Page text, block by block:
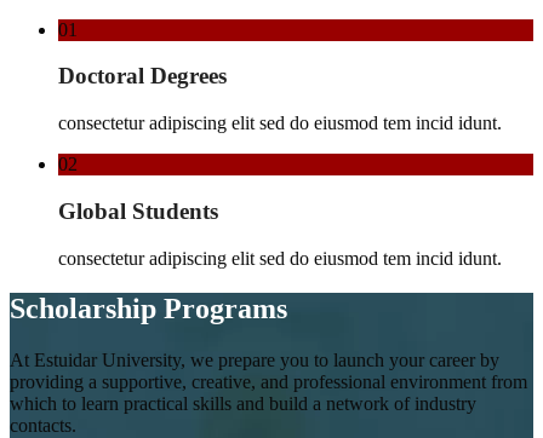
01
Doctoral Degrees
consectetur adipiscing elit sed do eiusmod tem incid idunt.
02
Global Students
consectetur adipiscing elit sed do eiusmod tem incid idunt.
Scholarship Programs
At Estuidar University, we prepare you to launch your career by
providing a supportive, creative, and professional environment from
which to learn practical skills and build a network of industry
contacts.